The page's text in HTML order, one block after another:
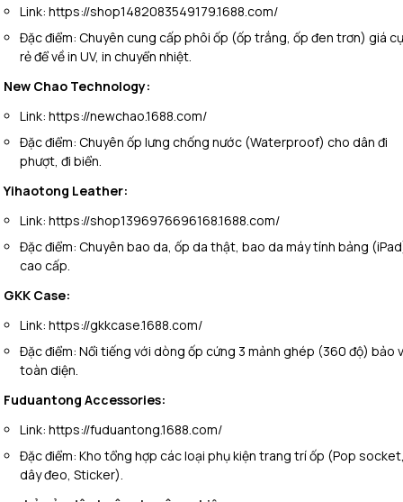
Link: https://shop1482083549179.1688.com/
Đặc điểm: Chuyên cung cấp phôi ốp (ốp trắng, ốp đen trơn) giá
rẻ để về in UV, in chuyển nhiệt.
New Chao Technology:
Link: https://newchao.1688.com/
Đặc điểm: Chuyên ốp lưng chống nước (Waterproof) cho dân đi
phượt, đi biển.
Yihaotong Leather:
Link: https://shop1396976696168.1688.com/
Đặc điểm: Chuyên bao da, ốp da thật, bao da máy tính bảng
cao cấp.
GKK Case:
Link: https://gkkcase.1688.com/
Đặc điểm: Nổi tiếng với dòng ốp cứng 3 mảnh ghép (360 độ) bảo
toàn diện.
Fuduantong Accessories:
Link: https://fuduantong.1688.com/
Đặc điểm: Kho tổng hợp các loại phụ kiện trang trí ốp (Pop
dây đeo, Sticker).